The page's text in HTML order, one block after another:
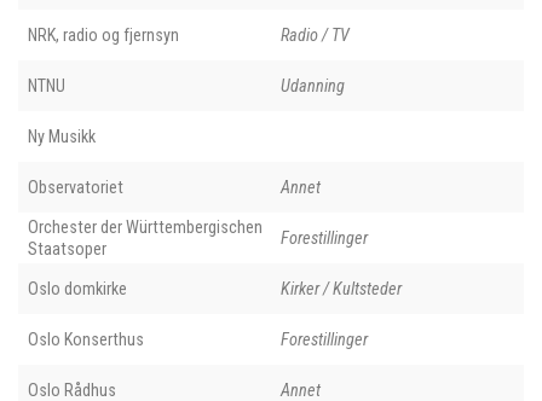
NRK, radio og fjernsyn Radio / TV
NTNU Udanning
Ny Musikk
Observatoriet Annet
Orchester der Württembergischen
Staatsoper
Forestillinger
Oslo domkirke Kirker / Kultsteder
Oslo Konserthus Forestillinger
Oslo Rådhus Annet